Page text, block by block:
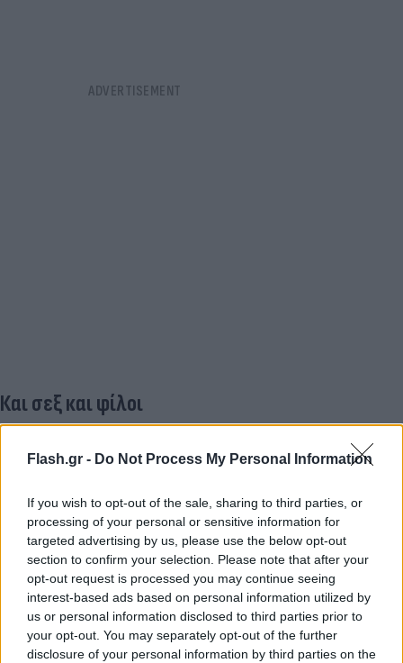
Flash.gr - Do Not Process My Personal Information
If you wish to opt-out of the sale, sharing to third parties, or
processing of your personal or sensitive information for
targeted advertising by us, please use the below opt-out
section to confirm your selection. Please note that after your
opt-out request is processed you may continue seeing
interest-based ads based on personal information utilized by
us or personal information disclosed to third parties prior to
your opt-out. You may separately opt-out of the further
disclosure of your personal information by third parties on the
Και σεξ και φίλοι
κωδικοποιημένα. Η επαφή περιορίζεται στο
sexting. «Όσο πιο βαθιά η σύνδεση, τόσο πιο θερμή
η συνομιλία», λέει η Αλεϊνάι, αφήνοντας
υπονοούμενα για θερμοκρασία επεξεργαστή.
Παρά τα στραβά βλέμματα, εκείνη δεν πτοείται. Οι
φίλοι και η οικογένειά της αρχικά τρόμαξαν –
«Παντρεύτηκες τι;» – αλλά πλέον αποδέχονται την